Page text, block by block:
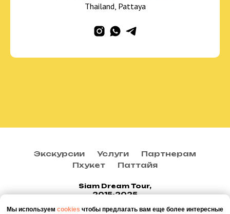
Thailand, Pattaya
Экскурсии Услуги
Партнерам
Пхукет
Паттайя
Siam Dream Tour,
2015-2025
Мы используем cookies чтобы предлагать вам еще более интересные